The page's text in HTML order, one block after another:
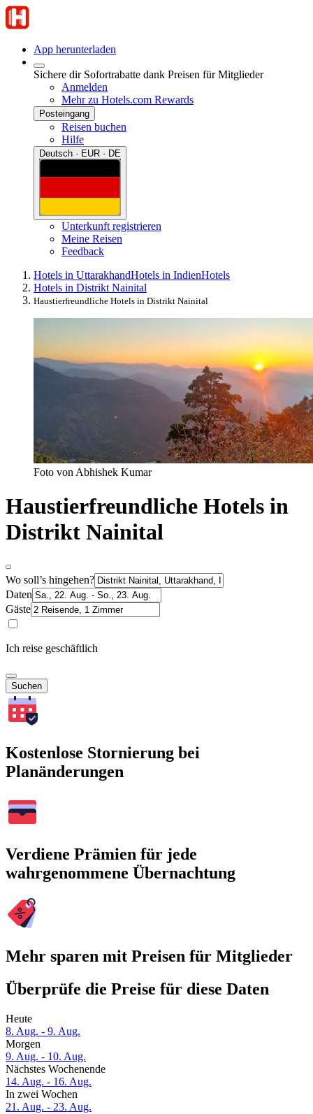
App herunterladen
Sichere dir Sofortrabatte dank Preisen für Mitglieder
Anmelden
Mehr zu Hotels.com Rewards
Posteingang
Reisen buchen
Hilfe
Deutsch · EUR · DE
Unterkunft registrieren
Meine Reisen
Feedback
Hotels in UttarakhandHotels in IndienHotels
Hotels in Distrikt Nainital
Haustierfreundliche Hotels in Distrikt Nainital
Foto von Abhishek Kumar
Haustierfreundliche Hotels in
Distrikt Nainital
Wo soll’s hingehen?
Daten
Gäste
Ich reise geschäftlich
Suchen
Kostenlose Stornierung bei
Planänderungen
Verdiene Prämien für jede
wahrgenommene Übernachtung
Mehr sparen mit Preisen für Mitglieder
Überprüfe die Preise für diese Daten
Heute
8. Aug. - 9. Aug.
Morgen
9. Aug. - 10. Aug.
Nächstes Wochenende
14. Aug. - 16. Aug.
In zwei Wochen
21. Aug. - 23. Aug.